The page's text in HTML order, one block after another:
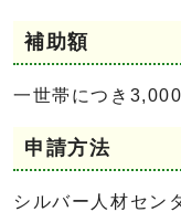
補助額
一世帯につき
申請方法
シルバー人材セン